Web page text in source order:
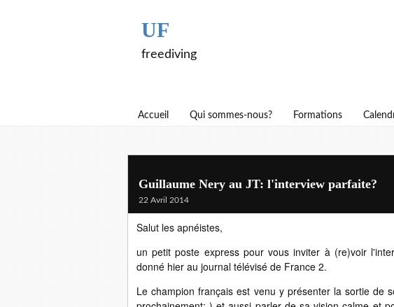
UF
freediving
Accueil Qui sommes-nous? Formations
Guillaume Nery au JT: l'interview parfaite?
22 Avril 2014
Salut les apnéistes,
un petit poste express pour vous inviter à (re)voir
donné hier au journal télévisé de France 2.
Le champion français est venu y présenter la sortie de